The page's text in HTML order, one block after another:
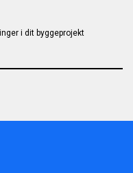
i dit byggeprojekt